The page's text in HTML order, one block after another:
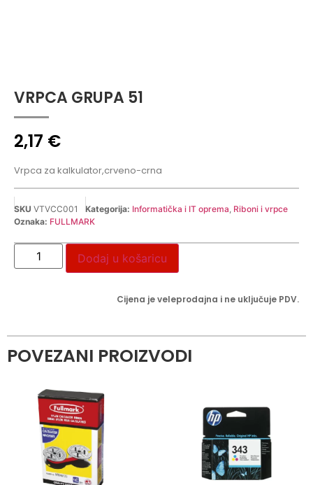
VRPCA GRUPA 51
2,17 €
Vrpca za kalkulator,crveno-crna
SKU VTVCC001 Kategorija: Informatička i IT oprema Riboni i vrpce
Oznaka: FULLMARK
Dodaj u košaricu
Cijena je veleprodajna i ne uključuje PDV.
POVEZANI PROIZVODI